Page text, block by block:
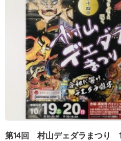
第14回 村山デェダラまつり